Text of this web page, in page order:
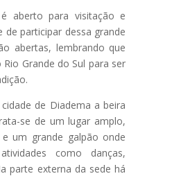
aberto para visitação e
de participar dessa grande
abertas, lembrando que
Grande do Sul para ser
de Diadema a beira
se de um lugar amplo,
um grande galpão onde
como danças,
parte externa da sede há